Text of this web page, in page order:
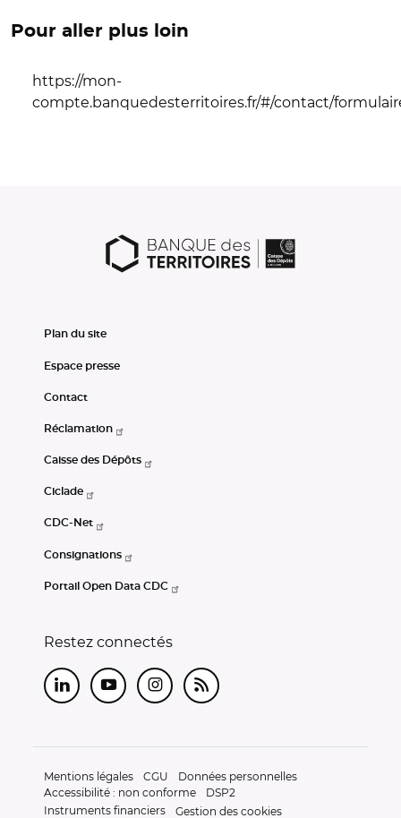
Pour aller plus loin
https://mon-
compte.banquedesterritoires.fr/#/contact/
Plan du site
Espace presse
Contact
Réclamation
Caisse des Dépôts
Ciclade
CDC-Net
Consignations
Portail Open Data CDC
Restez connectés
LinkedInYoutubeInstagram
RSS
Mentions légales CGU
Données personnelles
Accessibilité : non conforme
DSP2
Instruments financiers
Gestion des cookies